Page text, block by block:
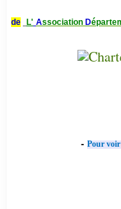
de L' Association D
- Pour voir